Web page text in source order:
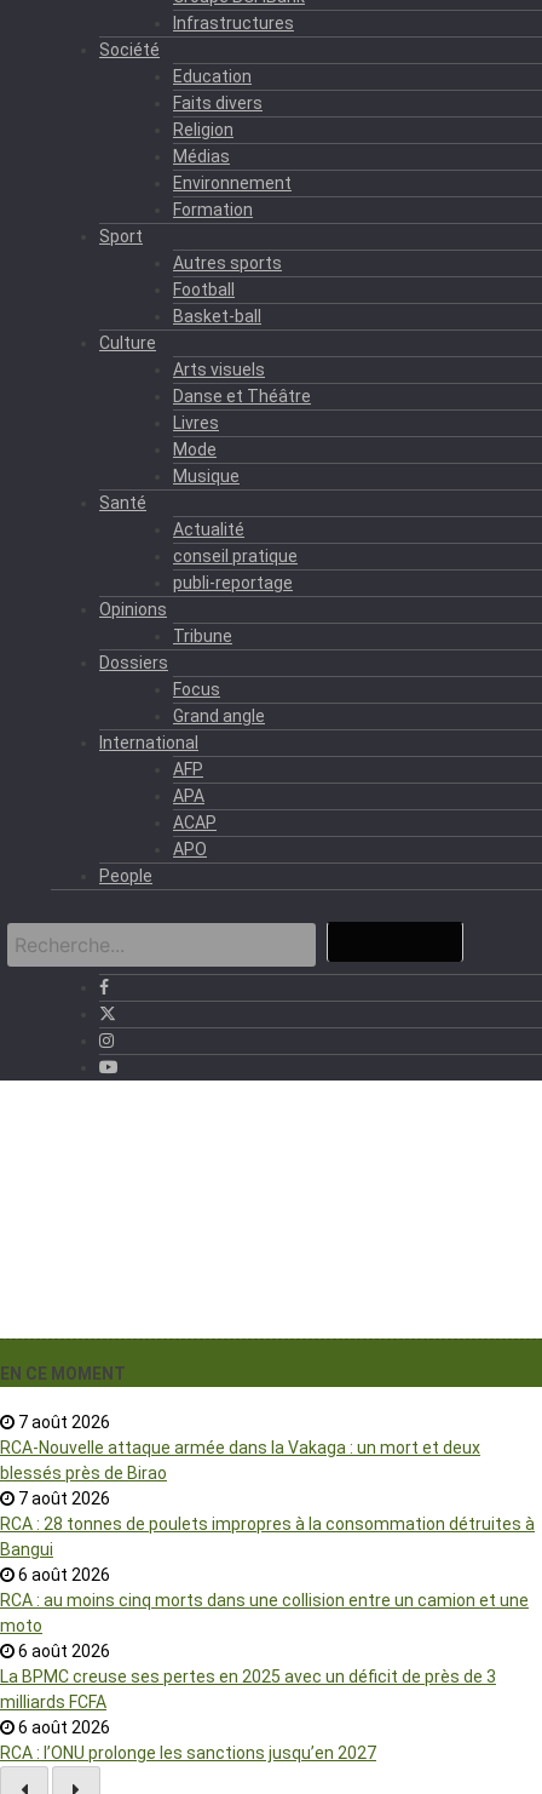
Infrastructures
Société
Education
Faits divers
Religion
Médias
Environnement
Formation
Sport
Autres sports
Football
Basket-ball
Culture
Arts visuels
Danse et Théâtre
Livres
Mode
Musique
Santé
Actualité
conseil pratique
publi-reportage
Opinions
Tribune
Dossiers
Focus
Grand angle
International
AFP
APA
ACAP
APO
People
EN CE MOMENT
7 août 2026
RCA-Nouvelle attaque armée dans la Vakaga : un mort et deux
blessés près de Birao
7 août 2026
RCA : 28 tonnes de poulets impropres à la consommation détruites à
Bangui
6 août 2026
RCA : au moins cinq morts dans une collision entre un camion et une
moto
6 août 2026
La BPMC creuse ses pertes en 2025 avec un déficit de près de 3
milliards FCFA
6 août 2026
RCA : l’ONU prolonge les sanctions jusqu’en 2027